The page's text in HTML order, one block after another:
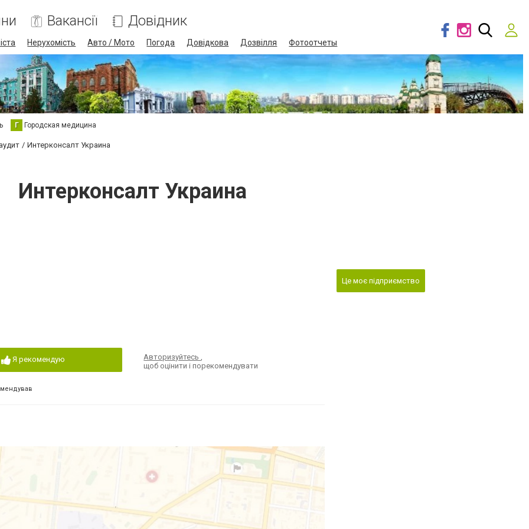
Вакансії Довідник
Нерухомість Авто / Мото Погода Довідкова Дозвілля Фотоотчеты
Г Городская медицина
Интерконсалт Украина
Интерконсалт Украина
Я рекомендую Авторизуйтесь,
щоб оцінити і порекомендувати
Це моє підприємство